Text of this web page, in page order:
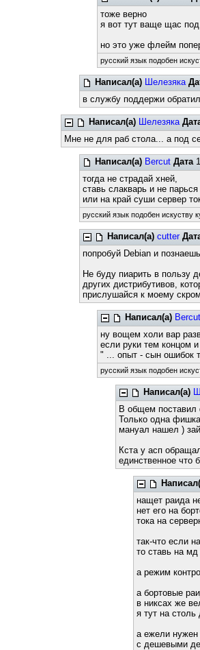
тоже верно
я вот тут ваще щас
но это уже флейм
русский язык подобен
Написал(а) Шелезяка
в службу поддержи
Написал(а) Шелезяка
Мне не для раб стола... а под
Написал(а) Bercut Дата
тогда не страдай хней,
ставь слакварь и не парься
или на край суши сервер
русский язык подобен искуству
Написал(а) cutter
попробуй Debian и
Не буду пиарить в пользу
других дистрибутивов,
прислушайся к моему
Написал(а) Bercut
ну вощем холи вар
если руки тем концом
" ... опыт - сын ошибок
русский язык подобен
Написал(а)
В общем поставил
Только одна
мануал нашел )
Кста у асп
единственное что
нащет раида
нет его на
тока на
так-что если
то ставь на
а режим
а бортовые
в никсах же
я тут на
а ежели нужен
с дешевыми